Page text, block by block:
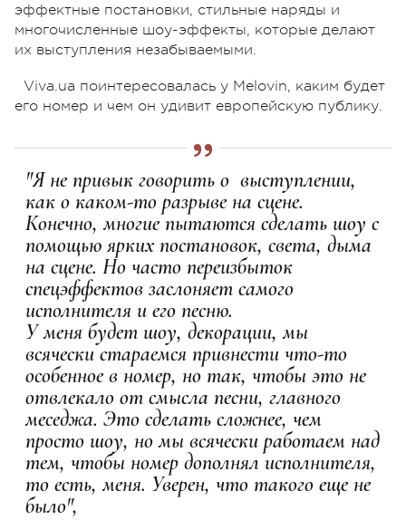
эффектные постановки, стильные наряды и
многочисленные шоу-эффекты, которые делают
их выступления незабываемыми.
Viva.ua поинтересовалась у Melovin, каким будет
его номер и чем он удивит европейскую публику.
"Я не привык говорить о выступлении,
как о каком-то разрыве на сцене.
Конечно, многие пытаются сделать шоу с
помощью ярких постановок, света, дыма
на сцене. Но часто переизбыток
спецэффектов заслоняет самого
исполнителя и его песню.
У меня будет шоу, декорации, мы
всячески стараемся привнести что-то
особенное в номер, но так, чтобы это не
отвлекало от смысла песни, главного
меседжа. Это сделать сложнее, чем
просто шоу, но мы всячески работаем над
тем, чтобы номер дополнял исполнителя,
то есть, меня. Уверен, что такого еще не
было",